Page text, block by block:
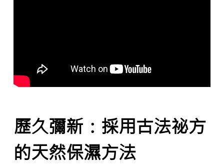
歷久彌新：採用古法祕方
的天然保濕方法